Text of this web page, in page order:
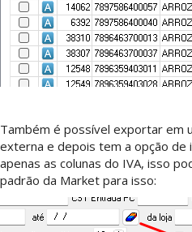
Também é possível exportar em
externa e depois tem a opção de
apenas as colunas do IVA, isso
padrão da Market para isso: